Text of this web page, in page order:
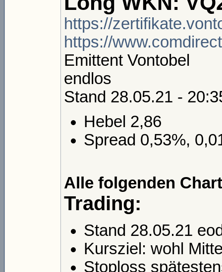
https://
https://
Emittent Vontobel
endlos
Stand 28.05.21 -
Hebel 2,86
Spread 0,53%,
Alle folgenden
Trading:
Stand 28.05.21
Kursziel: wohl
Stoploss